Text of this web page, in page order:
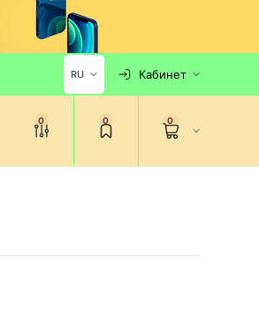
RU Кабинет
0 0 0